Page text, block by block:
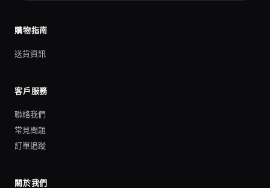
購物指南
送貨資訊
客戶服務
聯絡我們
常見問題
訂單追蹤
關於我們